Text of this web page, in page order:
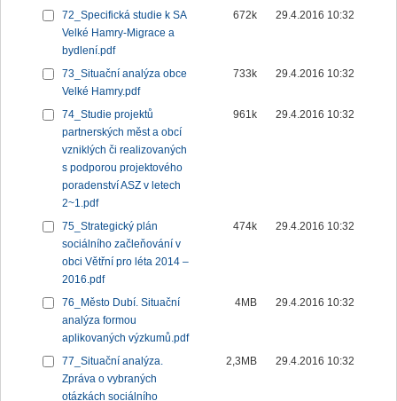
72_Specifická studie k SA
Velké Hamry-Migrace a
bydlení.pdf
672k 29.4.2016 10:32
73_Situační analýza obce
Velké Hamry.pdf
733k 29.4.2016 10:32
74_Studie projektů
partnerských měst a obcí
vzniklých či realizovaných
s podporou projektového
poradenství ASZ v letech
2~1.pdf
961k 29.4.2016 10:32
75_Strategický plán
sociálního začleňování v
obci Větřní pro léta 2014 –
2016.pdf
474k 29.4.2016 10:32
76_Město Dubí. Situační
analýza formou
aplikovaných výzkumů.pdf
4MB 29.4.2016 10:32
77_Situační analýza.
Zpráva o vybraných
otázkách sociálního
2,3MB 29.4.2016 10:32